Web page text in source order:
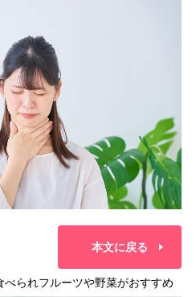
本文に戻る
られフルーツや野菜がおすすめ